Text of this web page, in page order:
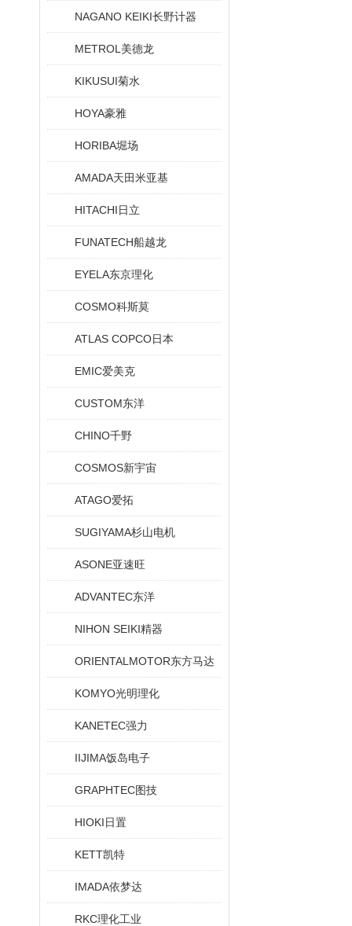
NAGANO KEIKI长野计器
METROL美德龙
KIKUSUI菊水
HOYA豪雅
HORIBA堀场
AMADA天田米亚基
HITACHI日立
FUNATECH船越龙
EYELA东京理化
COSMO科斯莫
ATLAS COPCO日本
EMIC爱美克
CUSTOM东洋
CHINO千野
COSMOS新宇宙
ATAGO爱拓
SUGIYAMA杉山电机
ASONE亚速旺
ADVANTEC东洋
NIHON SEIKI精器
ORIENTALMOTOR东方马达
KOMYO光明理化
KANETEC强力
IIJIMA饭岛电子
GRAPHTEC图技
HIOKI日置
KETT凯特
IMADA依梦达
RKC理化工业